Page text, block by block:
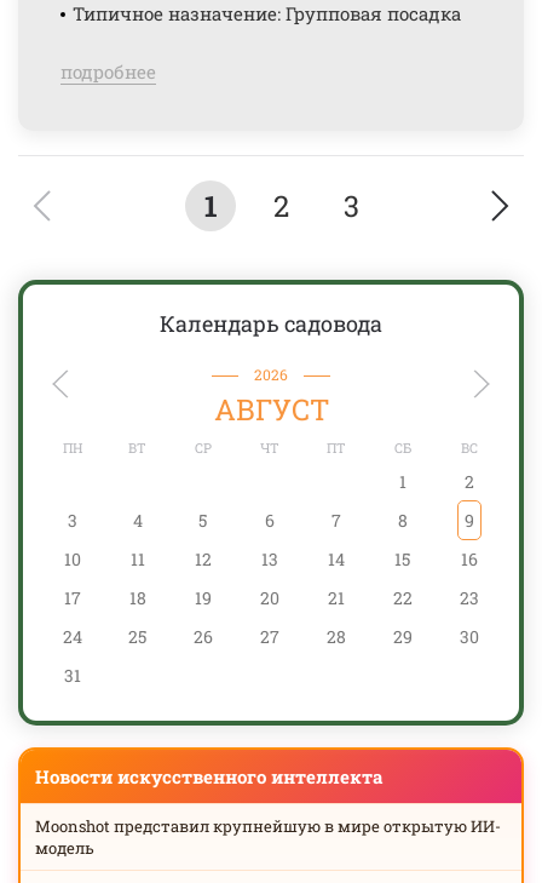
Типичное назначение: Групповая посадка
подробнее
1 2 3
Календарь садовода
2026
АВГУСТ
ПН ВТ СР ЧТ ПТ СБ ВС
1
2
3
4 5 6 7 8
9
10
11 12 13 14 15
16
17
18 19 20 21 22
23
24
25 26 27 28 29
30
31
Новости искусственного интеллекта
Moonshot представил крупнейшую в мире открытую ИИ-
модель